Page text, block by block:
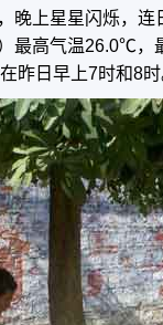
晚上星星闪烁，
最高气温26.0℃
昨日早上7时和8